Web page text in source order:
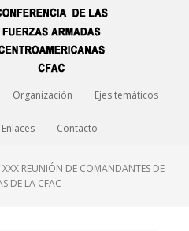
Organización Ejes temáticos
Enlaces Contacto
XXX REUNIÓN DE COMANDANTES DE
DE LA CFAC